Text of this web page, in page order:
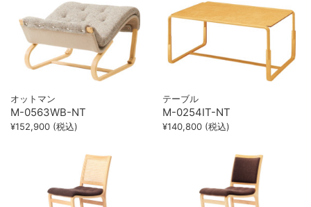
オットマン
M-0563WB-NT
¥152,900 (税込)
テーブル
M-0254IT-NT
¥140,800 (税込)